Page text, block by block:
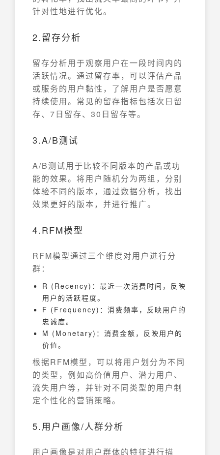
针对性地进行优化。
2.留存分析
留存分析用于观察用户在一段时间内的
活跃情况。通过留存率，可以评估产品
或服务的用户黏性，了解用户是否愿意
持续使用。常见的留存指标包括次日留
存、7日留存、30日留存等。
3.A/B测试
A/B测试用于比较不同版本的产品或功
能的效果。将用户随机分为两组，分别
体验不同的版本，通过数据分析，找出
效果更好的版本，并进行推广。
4.RFM模型
RFM模型通过三个维度对用户进行分
群：
R (Recency)：最近一次消费时间，反映
用户的活跃程度。
F (Frequency)：消费频率，反映用户的
忠诚度。
M (Monetary)：消费金额，反映用户的
价值。
根据RFM模型，可以将用户划分为不同
的类型，例如高价值用户、潜力用户、
流失用户等，并针对不同类型的用户制
定个性化的营销策略。
5.用户画像/人群分析
用户画像是对用户群体的特征进行描